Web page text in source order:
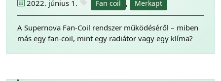
2022. június 1. Fan coil , Merkapt
A Supernova Fan-Coil rendszer működéséről – miben
más egy fan-coil, mint egy radiátor vagy egy klíma?